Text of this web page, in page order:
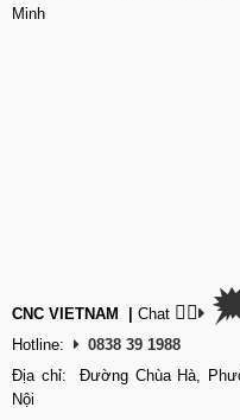
Minh
CNC VIETNAM Chat 👉🏽
Hotline:
0838 39 1988
Địa chỉ: Đường Chùa Hà,
Nội